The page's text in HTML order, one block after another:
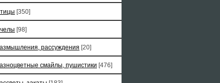
[350]
[98]
рассуждения [20]
смайлы, пушистики [476]